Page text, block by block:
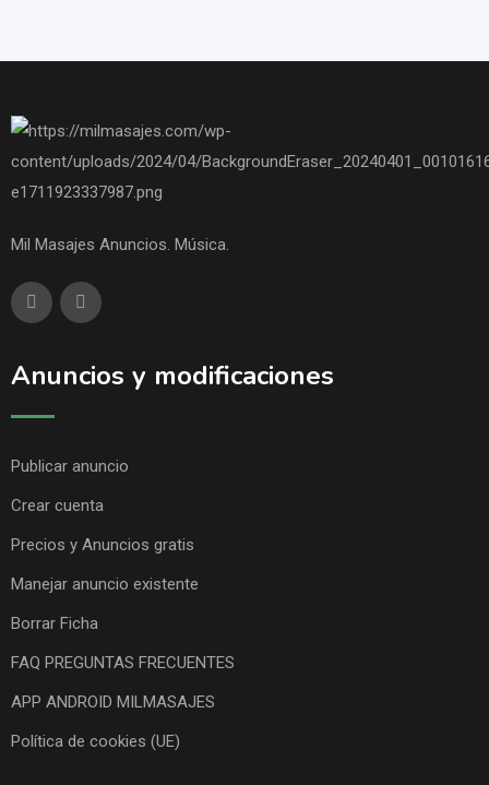
Mil Masajes Anuncios. Música.
Anuncios y modificaciones
Publicar anuncio
Crear cuenta
Precios y Anuncios gratis
Manejar anuncio existente
Borrar Ficha
FAQ PREGUNTAS FRECUENTES
APP ANDROID MILMASAJES
Política de cookies (UE)